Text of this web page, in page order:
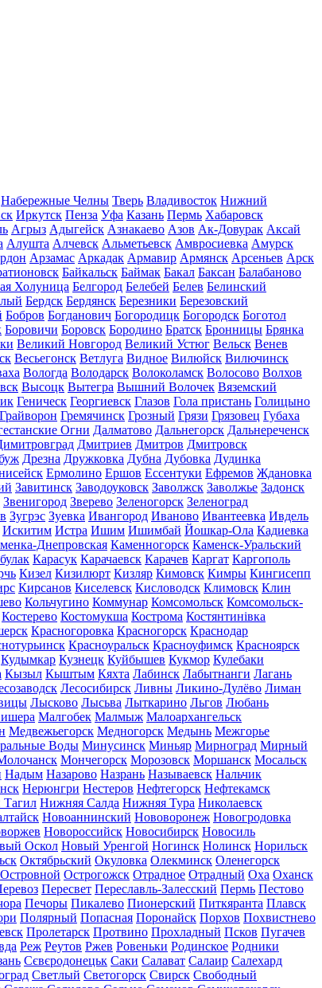
Набережные Челны Тверь Владивосток Нижний
Иркутск Пенза Уфа Казань Пермь Хабаровск
Агрыз Адыгейск Азнакаево Азов Ак-Довурак Аксай
Алушта Алчевск Альметьевск Амвросиевка Амурск
Арзамас Аркадак Армавир Армянск Арсеньев Арск
Байкальск Баймак Бакал Баксан Балабаново
Холуница Белгород Белебей Белев Белинский
Бердск Бердянск Березники Березовский
Бобров Богданович Богородицк Богородск Боготол
Боровичи Боровск Бородино Братск Бронницы Брянка
Великий Новгород Великий Устюг Вельск Венев
Весьегонск Ветлуга Видное Вилюйск Вилючинск
Вологда Володарск Волоколамск Волосово Волхов
Высоцк Вытегра Вышний Волочек Вяземский
Геническ Георгиевск Глазов Гола пристань Голицыно
Грайворон Гремячинск Грозный Грязи Грязовец Губаха
Огни Далматово Дальнегорск Дальнереченск
Дмитриев Дмитров Дмитровск
Дрезна Дружковка Дубна Дубовка Дудинка
Ермолино Ершов Ессентуки Ефремов Ждановка
Завитинск Заводоуковск Заволжск Заволжье Задонск
Звенигород Зверево Зеленогорск Зеленоград
Зугрэс Зуевка Ивангород Иваново Ивантеевка Ивдель
Искитим Истра Ишим Ишимбай Йошкар-Ола Кадиевка
Днепровская Каменногорск Каменск-Уральский
Карасук Карачаевск Карачев Каргат Каргополь
Кизел Кизилюрт Кизляр Кимовск Кимры Кингисепп
Кирсанов Киселевск Кисловодск Климовск Клин
Кольчугино Коммунар Комсомольск Комсомольск-
Костерево Костомукша Кострома Костянтинівка
Красногоровка Красногорск Краснодар
Красноуральск Красноуфимск Красноярск
Кудымкар Кузнецк Куйбышев Кукмор Кулебаки
Кызыл Кыштым Кяхта Лабинск Лабытнанги Лагань
Лесосибирск Ливны Ликино-Дулёво Лиман
Лысково Лысьва Лыткарино Льгов Любань
Малгобек Малмыж Малоархангельск
Медвежьегорск Медногорск Медынь Межгорье
Воды Минусинск Миньяр Мирноград Мирный
Мончегорск Морозовск Моршанск Мосальск
Надым Назарово Назрань Называевск Нальчик
Нерюнгри Нестеров Нефтегорск Нефтекамск
Нижняя Салда Нижняя Тура Николаевск
Новоаннинский Нововоронеж Новогродовка
Новороссийск Новосибирск Новосиль
Оскол Новый Уренгой Ногинск Нолинск Норильск
Октябрьский Окуловка Олекминск Оленегорск
Островной Острогожск Отрадное Отрадный Оха Оханск
Пересвет Переславль-Залесский Пермь Пестово
Печоры Пикалево Пионерский Питкяранта Плавск
Полярный Попасная Поронайск Порхов Похвистнево
Пролетарск Протвино Прохладный Псков Пугачев
Реж Реутов Ржев Ровеньки Родинское Родники
Сєвєродонецьк Саки Салават Салаир Салехард
Светлый Светогорск Свирск Свободный